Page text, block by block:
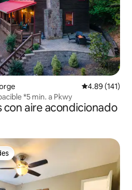
Calificación
4.89 (141)
*5 min. a Pkwy
aire acondicionado